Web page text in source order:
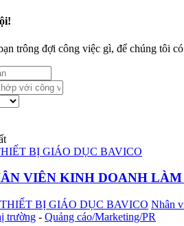
trông đợi công việc gì, để chúng tôi
VIÊN KINH DOANH LÀM
BỊ GIÁO DỤC BAVICO Nhân
trường - Quảng cáo/Marketing/PR